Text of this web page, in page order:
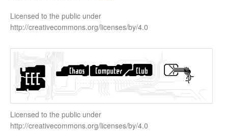
Licensed to the public under
http://creativecommons.org/licenses/by/4.0
Licensed to the public under
http://creativecommons.org/licenses/by/4.0